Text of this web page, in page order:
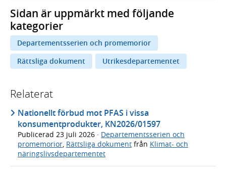
Sidan är uppmärkt med följande
kategorier
Departementsserien och promemorior
Rättsliga dokument
Utrikesdepartementet
Relaterat
Nationellt förbud mot PFAS i vissa
konsumentprodukter, KN2026/01597
Publicerad 23 juli 2026 · Departementsserien och
promemorior, Rättsliga dokument från Klimat- och
näringslivsdepartementet